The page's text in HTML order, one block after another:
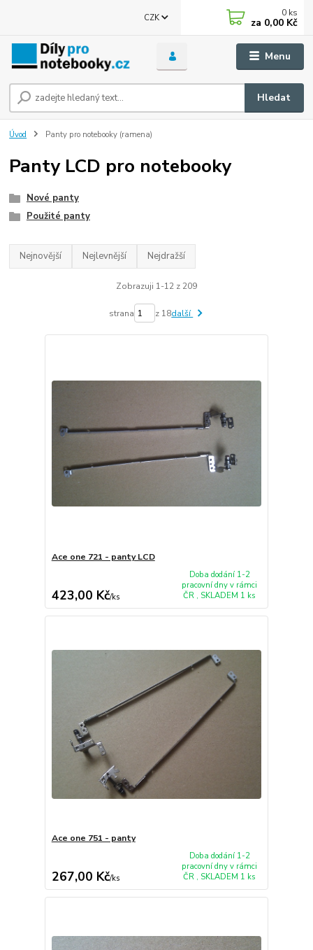
Menu
CZK
Hledat
0 ks
za 0,00 Kč
Úvod Panty pro notebooky (ramena)
Panty LCD pro notebooky
Nové panty
Použité panty
Nejnovější Nejlevnější Nejdražší
Zobrazuji 1-12 z 209
strana z 18další
Ace one 721 - panty LCD
423,00 Kč/ks
Doba dodání 1-2
pracovní dny v rámci
ČR , SKLADEM 1 ks
Ace one 751 - panty
267,00 Kč/ks
Doba dodání 1-2
pracovní dny v rámci
ČR , SKLADEM 1 ks